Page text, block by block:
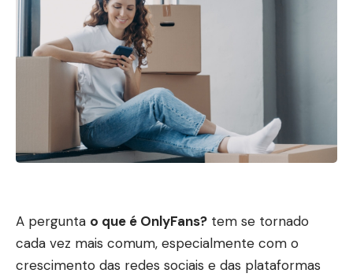
A pergunta o que é OnlyFans? tem se tornado
cada vez mais comum, especialmente com o
crescimento das redes sociais e das plataformas